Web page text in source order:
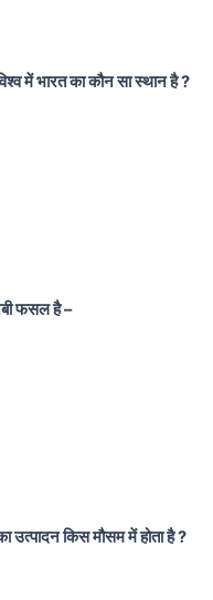
में भारत का कौन सा स्थान है ?
फसल है –
किस मौसम में होता है ?